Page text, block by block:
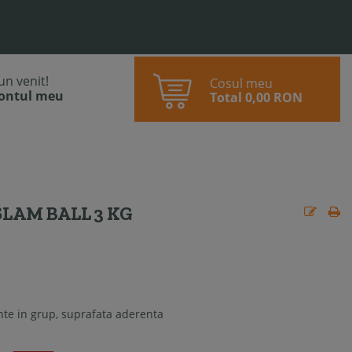
venit!
meu
Cosul meu
Total 0,00 RON
BALL 3 KG
in grup, suprafata aderenta